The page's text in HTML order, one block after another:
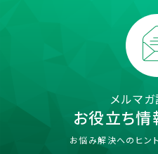
メルマ
お役立ち情
お悩み解決へのヒン